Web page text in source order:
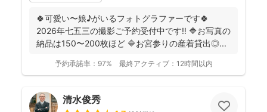
🍀可愛い〜娘♪がいるフォトグラファーです🍀
2026年七五三の撮影ご予約受付中です‼️ 🔷お写真の
納品は150〜200枚ほど 🔷お宮参りの産着貸出◎...
予約承諾率： 97% 最終アクティブ： 12時間以内
清水俊秀